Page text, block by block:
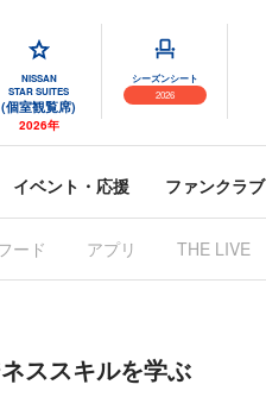
NISSAN
STAR SUITES
(個室観覧席)
2026年
シーズンシート
2026
イベント・応援 ファンクラブ
ード アプリ THE LIVE
ススキルを学ぶ